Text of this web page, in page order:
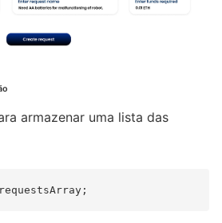
armazenar uma lista das